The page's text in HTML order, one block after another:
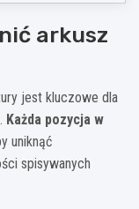
arkusz
jest kluczowe dla
Każda pozycja w
uniknąć
spisywanych